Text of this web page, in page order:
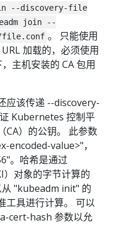
--discovery-file
join --
file.conf 。 只能使用
加载的，必须使用
主机安装的 CA 包用
应该传递 --discovery-
Kubernetes 控制平
CA）的公钥。 此参数
encoded-value>"，
。哈希是通过
对象的字节计算的
从 "kubeadm init" 的
工具进行计算。 可以
cert-hash 参数以允